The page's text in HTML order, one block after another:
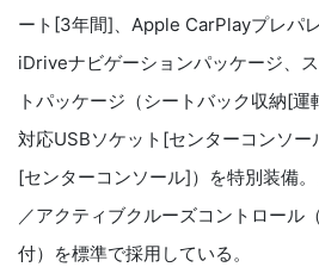
ート[3年間]、Apple CarPlayプレパ
iDriveナビゲーションパッケージ、
トパッケージ（シートバック収納[
対応USBソケット[センターコンソ
[センターコンソール]）を特別装備
／アクティブクルーズコントロール
付）を標準で採用している。